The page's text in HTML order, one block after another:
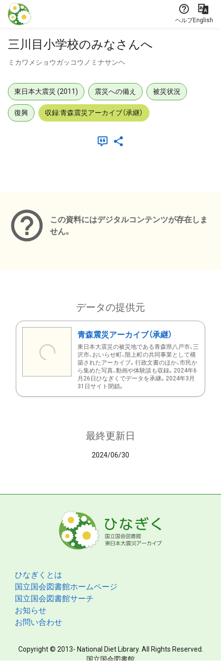
本文に飛ぶ
ヘルプEnglish
三川目小学校のみなさんへ
ミカワメショウガッコウノミナサンヘ
東日本大震災 (2011) 震災への備え 被災状況
復興 収録:青森震災アーカイブ（承継）
この資料にはデジタルコンテンツが存在しま
せん。
データの提供元
青森震災アーカイブ（承継）
東日本大震災の被災地である青森県八戸市、三
沢市、おいらせ町、階上町の共同事業として構
築されたアーカイブ。行政文書のほか、市民か
ら集めた写真、動画や体験談も収録。2024年6
月26日ひなぎくでデータを承継。2024年3月
31日サイト閉鎖。
最終更新日
2024/06/30
ひなぎくとは
国立国会図書館ホームページ
国立国会図書館サーチ
お知らせ
お問い合わせ
Copyright © 2013- National Diet Library. All Rights Reserved.